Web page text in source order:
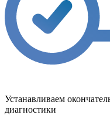
Устанавливаем
диагностики